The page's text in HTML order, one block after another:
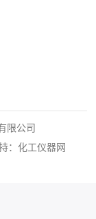
限公司
：化工仪器网